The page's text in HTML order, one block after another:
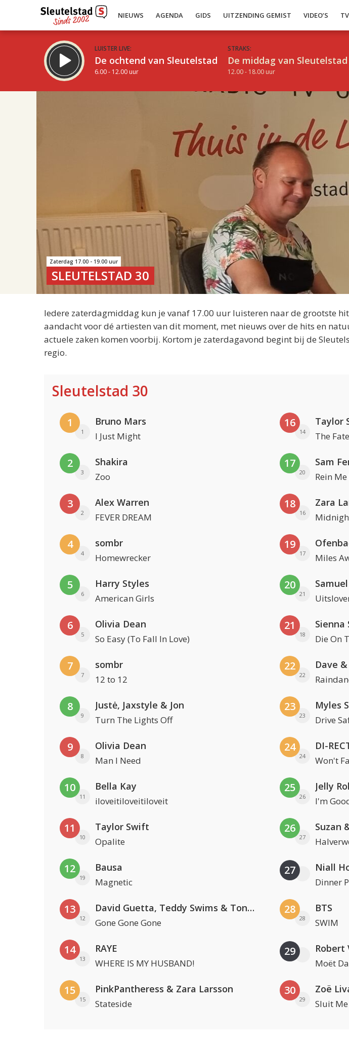
NIEUWS AGENDA GIDS UITZENDING GEMIST VIDEO’S TV
LUISTER LIVE:
De ochtend van Sleutelstad
6.00 - 12.00 uur
STRAKS:
De middag van Sleutelstad
12.00 - 18.00 uur
Zaterdag 17.00 - 19.00 uur
SLEUTELSTAD 30
Iedere zaterdagmiddag kun je vanaf 17.00 uur luisteren naar de grootste
aandacht voor dé artiesten van dit moment, met nieuws over de hits en
actuele zaken komen voorbij. Kortom je zaterdagavond begint bij de
regio.
Sleutelstad 30
1
1
Bruno Mars
I Just Might
2
3
Shakira
Zoo
3
2
Alex Warren
FEVER DREAM
4
4
sombr
Homewrecker
5
6
Harry Styles
American Girls
6
5
Olivia Dean
So Easy (To Fall In Love)
7
7
sombr
12 to 12
8
9
Justė, Jaxstyle & Jon
Turn The Lights Off
9
8
Olivia Dean
Man I Need
10
11
Bella Kay
iloveitiloveitiloveit
11
10
Taylor Swift
Opalite
12
19
Bausa
Magnetic
13
12
David Guetta, Teddy Swims & Tones And I
Gone Gone Gone
14
13
RAYE
WHERE IS MY HUSBAND!
15
15
PinkPantheress & Zara Larsson
Stateside
16
14
Taylor
The
17
20
Sam
Rein Me
18
16
Zara
19
17 Miles
20
21
21
18
Sienna
Die On
22
22
Dave
23
23
Myles
Drive
24
24
DI-
Won't
25
26
Jelly
I'm
26
27
Suzan
27 Niall
Dinner
28
28
BTS
SWIM
29 Robert
Moët
30
29
Zoë
Sluit Me